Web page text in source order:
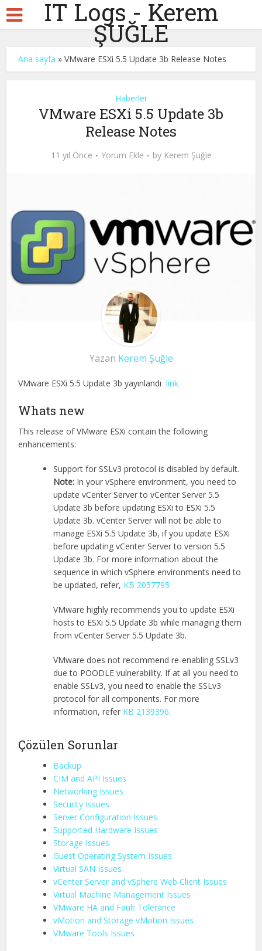
IT Logs - Kerem
ŞUĞLE
Ana sayfa »VMware ESXi 5.5 Update 3b Release Notes
Haberler
VMware ESXi 5.5 Update 3b
Release Notes
11 yıl Önce Yorum Ekle by Kerem Şuğle
Yazan Kerem Şuğle
VMware ESXi 5.5 Update 3b yayınlandılink
Whats new
This release of VMware ESXi contain the following
enhancements:
Support for SSLv3 protocol is disabled by default.
Note: In your vSphere environment, you need to
update vCenter Server to vCenter Server 5.5
Update 3b before updating ESXi to ESXi 5.5
Update 3b. vCenter Server will not be able to
manage ESXi 5.5 Update 3b, if you update ESXi
before updating vCenter Server to version 5.5
Update 3b. For more information about the
sequence in which vSphere environments need to
be updated, refer, KB 2057795
VMware highly recommends you to update ESXi
hosts to ESXi 5.5 Update 3b while managing them
from vCenter Server 5.5 Update 3b.
VMware does not recommend re-enabling SSLv3
due to POODLE vulnerability. If at all you need to
enable SSLv3, you need to enable the SSLv3
protocol for all components. For more
information, refer KB 2139396.
Çözülen Sorunlar
Backup
CIM and API Issues
Networking Issues
Security Issues
Server Configuration Issues
Supported Hardware Issues
Storage Issues
Guest Operating System Issues
Virtual SAN Issues
vCenter Server and vSphere Web Client Issues
Virtual Machine Management Issues
VMware HA and Fault Tolerance
vMotion and Storage vMotion Issues
VMware Tools Issues